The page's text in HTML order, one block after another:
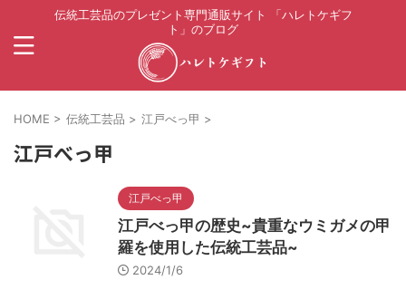
伝統工芸品のプレゼント専門通販サイト 「ハレトケギフ
ト」のブログ
HOME > 伝統工芸品 > 江戸べっ甲 >
江戸べっ甲
江戸べっ甲
江戸べっ甲の歴史~貴重なウミガメの甲
羅を使用した伝統工芸品~
2024/1/6